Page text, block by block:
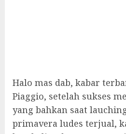
Halo mas dab, kabar
Piaggio, setelah sukses
yang bahkan saat
primavera ludes terjual,